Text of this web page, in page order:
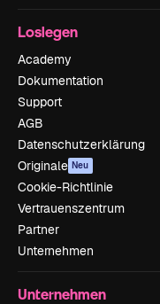
Loslegen
Academy
Dokumentation
Support
AGB
Datenschutzerklärung
Originale Neu
Cookie-Richtlinie
Vertrauenszentrum
Partner
Unternehmen
Unternehmen